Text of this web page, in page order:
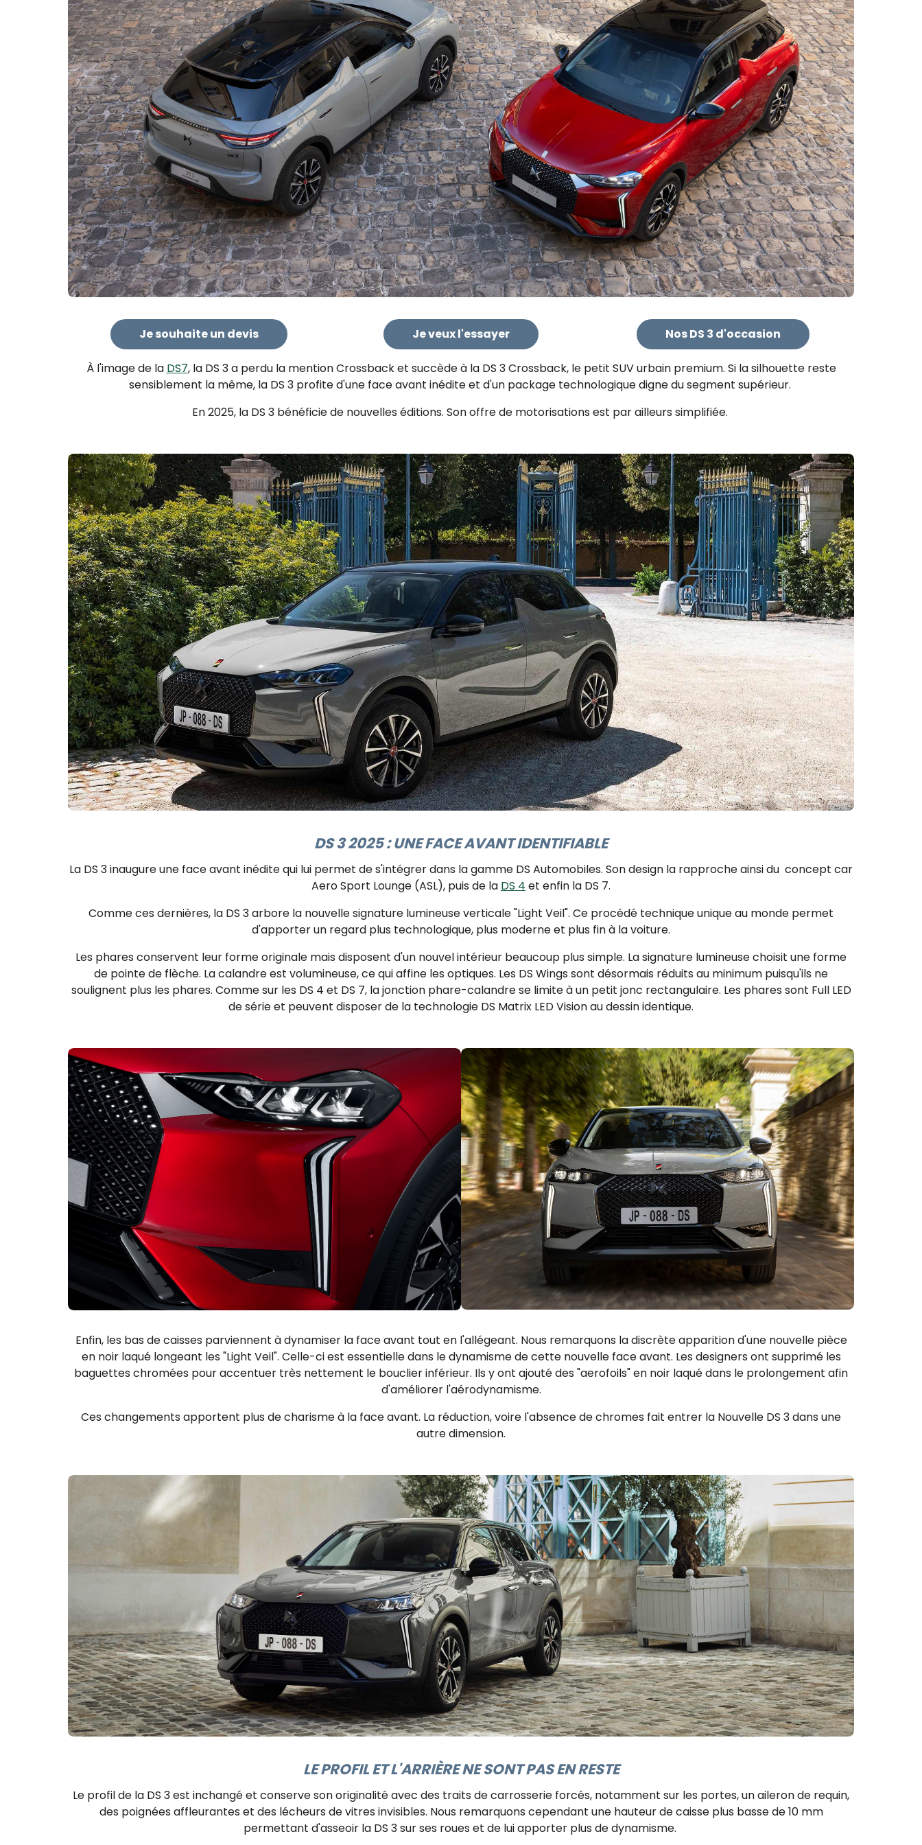
Je souhaite un devis Je veux l'essayer Nos DS 3 d'occasion
À l'image de la DS7, la DS 3 a perdu la mention Crossback et succède à la DS 3 Crossback, le petit SUV urbain premium. Si la silhouette reste
sensiblement la même, la DS 3 profite d'une face avant inédite et d'un package technologique digne du segment supérieur.
En 2025, la DS 3 bénéficie de nouvelles éditions. Son offre de motorisations est par ailleurs simplifiée.
DS 3 2025 : UNE FACE AVANT IDENTIFIABLE
La DS 3 inaugure une face avant inédite qui lui permet de s'intégrer dans la gamme DS Automobiles. Son design la rapproche ainsi du concept car
Aero Sport Lounge (ASL), puis de la DS 4 et enfin la DS 7.
Comme ces dernières, la DS 3 arbore la nouvelle signature lumineuse verticale "Light Veil". Ce procédé technique unique au monde permet
d'apporter un regard plus technologique, plus moderne et plus fin à la voiture.
Les phares conservent leur forme originale mais disposent d'un nouvel intérieur beaucoup plus simple. La signature lumineuse choisit une forme
de pointe de flèche. La calandre est volumineuse, ce qui affine les optiques. Les DS Wings sont désormais réduits au minimum puisqu'ils ne
soulignent plus les phares. Comme sur les DS 4 et DS 7, la jonction phare-calandre se limite à un petit jonc rectangulaire. Les phares sont Full LED
de série et peuvent disposer de la technologie DS Matrix LED Vision au dessin identique.
Enfin, les bas de caisses parviennent à dynamiser la face avant tout en l'allégeant. Nous remarquons la discrète apparition d'une nouvelle pièce
en noir laqué longeant les "Light Veil". Celle-ci est essentielle dans le dynamisme de cette nouvelle face avant. Les designers ont supprimé les
baguettes chromées pour accentuer très nettement le bouclier inférieur. Ils y ont ajouté des "aerofoils" en noir laquédans le prolongement afin
d'améliorer l'aérodynamisme.
Ces changements apportent plus de charisme à la face avant. La réduction, voire l'absence de chromes fait entrer la Nouvelle DS 3 dans une
autre dimension.
LE PROFIL ET L'ARRIÈRE NE SONT PAS EN RESTE​
Le profil de la DS 3 est inchangé et conserve son originalité avec des traits de carrosserie forcés, notamment sur les portes, un aileron de requin,
des poignées affleurantes et des lécheurs de vitres invisibles. Nous remarquons cependant une hauteur de caisse plus basse de 10 mm
permettant d'asseoir la DS 3 sur ses roues et de lui apporter plus de dynamisme.